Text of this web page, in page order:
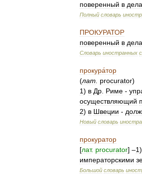
поверенный в
Полный словарь
ПРОКУРАТОР
поверенный в
Словарь иностранных
прокура́тор
(лат procurator)
1) в Др Риме -
осуществляющий
2) в Швеции -
Новый словарь
прокуратор
[лат. procurator] –1)
императорскими
Большой словарь